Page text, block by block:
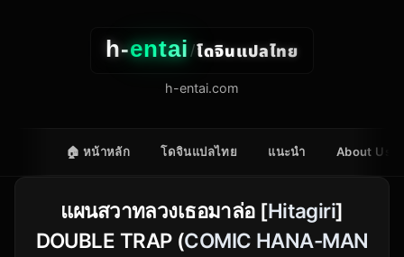
h-entai/โดจินแปลไทย
h-entai.com
🏠 หน้าหลัก โดจินแปลไทย แนะนำ About Us
แผนสวาทลวงเธอมาล่อ [Hitagiri]
DOUBLE TRAP (COMIC HANA-MAN